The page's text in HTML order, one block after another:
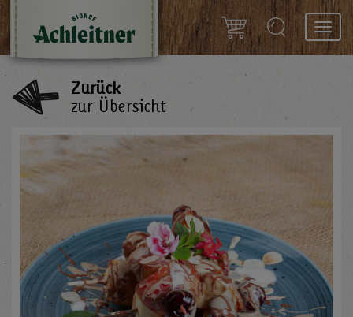
Zurück
zur Übersicht